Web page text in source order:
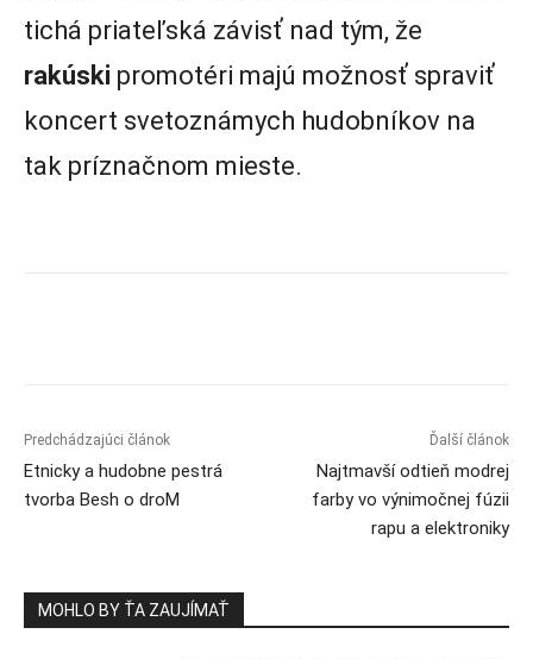
tichá priateľská závisť nad tým, že
rakúski promotéri majú možnosť spraviť
koncert svetoznámych hudobníkov na
tak príznačnom mieste.
Predchádzajúci článok
Etnicky a hudobne pestrá
tvorba Besh o droM
Ďalší článok
Najtmavší odtieň modrej
farby vo výnimočnej fúzii
rapu a elektroniky
MOHLO BY ŤA ZAUJÍMAŤ